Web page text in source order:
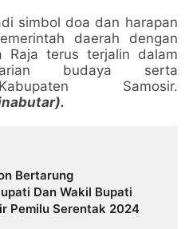
simbol doa dan harapan
daerah dengan
Raja terus terjalin dalam
budaya serta
Samosir.
Bertarung
Dan Wakil Bupati
Pemilu Serentak 2024